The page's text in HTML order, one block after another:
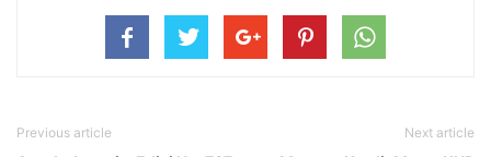
Previous article Next article